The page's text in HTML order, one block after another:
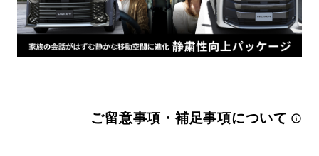
ご留意事項・補足事項について